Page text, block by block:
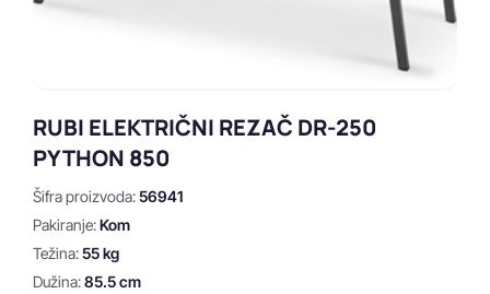
RUBI ELEKTRIČNI REZAČ DR-250
PYTHON 850
Šifra proizvoda:56941
Pakiranje:Kom
Težina:55 kg
Dužina:85.5 cm